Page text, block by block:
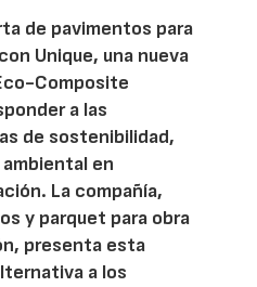
de pavimentos para
Unique, una nueva
Composite
a las
de sostenibilidad,
en
La compañía,
y parquet para obra
presenta esta
a los